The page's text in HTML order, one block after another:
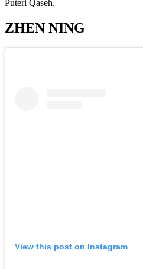
Puteri Qaseh.
ZHEN NING
View this post on Instagram